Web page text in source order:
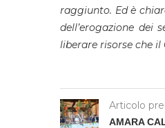
raggiunto. Ed è
dell’erogazione dei
liberare risorse che il
Articolo
AMARA